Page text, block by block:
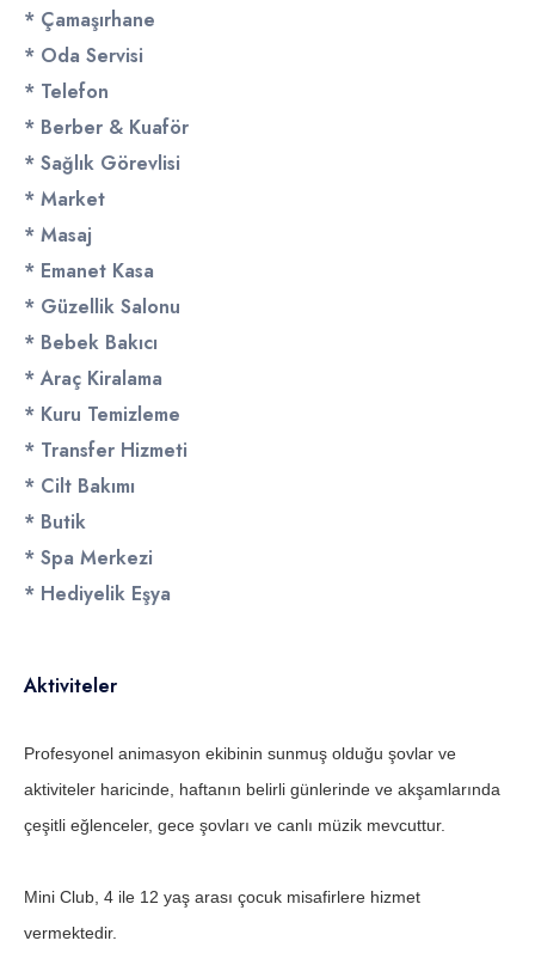
* Çamaşırhane
* Oda Servisi
* Telefon
* Berber & Kuaför
* Sağlık Görevlisi
* Market
* Masaj
* Emanet Kasa
* Güzellik Salonu
* Bebek Bakıcı
* Araç Kiralama
* Kuru Temizleme
* Transfer Hizmeti
* Cilt Bakımı
* Butik
* Spa Merkezi
* Hediyelik Eşya
Aktiviteler
Profesyonel animasyon ekibinin sunmuş olduğu şovlar ve
aktiviteler haricinde, haftanın belirli günlerinde ve akşamlarında
çeşitli eğlenceler, gece şovları ve canlı müzik mevcuttur.
Mini Club, 4 ile 12 yaş arası çocuk misafirlere hizmet
vermektedir.